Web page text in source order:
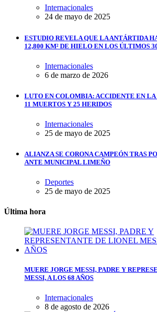
Internacionales
24 de mayo de 2025
ESTUDIO REVELA QUE LA ANTÁRTIDA
12,800 KM² DE HIELO EN LOS ÚLTIMOS
Internacionales
6 de marzo de 2026
LUTO EN COLOMBIA: ACCIDENTE EN
11 MUERTOS Y 25 HERIDOS
Internacionales
25 de mayo de 2025
ALIANZA SE CORONA CAMPEÓN TRAS
ANTE MUNICIPAL LIMEÑO
Deportes
25 de mayo de 2025
Última hora
MUERE JORGE MESSI, PADRE Y
MESSI, A LOS 68 AÑOS
Internacionales
8 de agosto de 2026